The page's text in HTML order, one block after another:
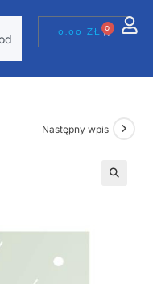
0,00ZŁ 0
Następny wpis